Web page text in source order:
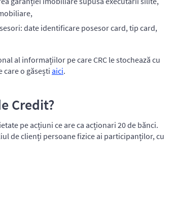
date identificare posesor card, tip card,
al informațiilor pe care CRC le stochează cu
care o găsești aici.
Credit?
pe acțiuni ce are ca acționari 20 de bănci.
de clienți persoane fizice ai participanților, cu